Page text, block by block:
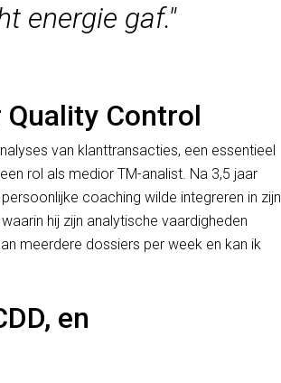
energie gaf."
Control
van klanttransacties, een essentieel
rol als medior TM-analist. Na 3,5 jaar
coaching wilde integreren in zijn
hij zijn analytische vaardigheden
meerdere dossiers per week en kan ik
en